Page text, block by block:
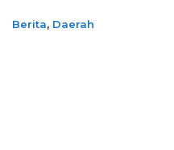
Berita, Daerah